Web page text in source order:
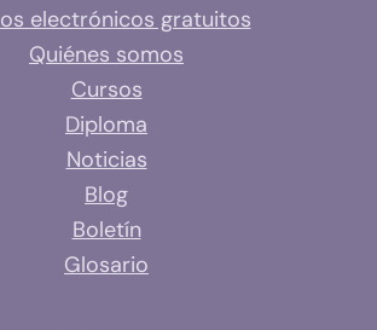
electrónicos gratuitos
Quiénes somos
Cursos
Diploma
Noticias
Blog
Boletín
Glosario